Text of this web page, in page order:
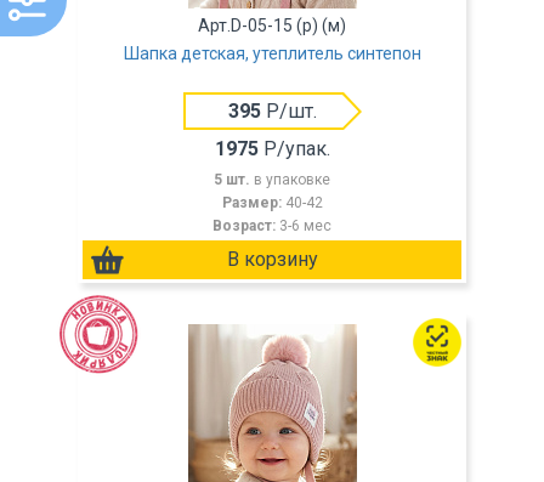
Арт.D-05-15 (р) (м)
Шапка детская, утеплитель синтепон
395Р/шт.
1975Р/упак.
5 шт. в упаковке
Размер: 40-42
Возраст: 3-6 мес